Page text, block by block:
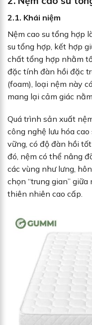
2.1. Khái niệm
Nệm cao su tổng hợp
su tổng hợp, kết hợp
chất tổng hợp nhằm
đặc tính đàn hồi đặc
(foam), loại nệm này
mang lại cảm giác
Quá trình sản xuất
công nghệ lưu hóa
vững, có độ đàn hồi
đó, nệm có thể nâng
các vùng như lưng,
chọn “trung gian”
thiên nhiên cao cấp.